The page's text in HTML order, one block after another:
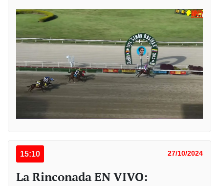
15:10 27/10/2024
La Rinconada EN VIVO: